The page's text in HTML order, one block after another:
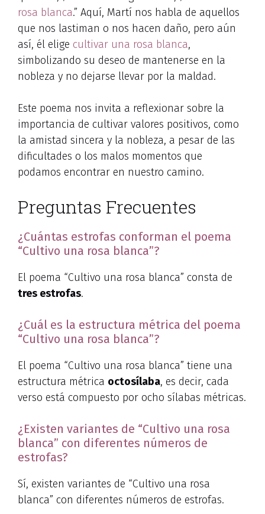
rosa blanca.” Aquí, Martí nos habla de aquellos
que nos lastiman o nos hacen daño, pero aún
así, él elige cultivar una rosa blanca,
simbolizando su deseo de mantenerse en la
nobleza y no dejarse llevar por la maldad.
Este poema nos invita a reflexionar sobre la
importancia de cultivar valores positivos, como
la amistad sincera y la nobleza, a pesar de las
dificultades o los malos momentos que
podamos encontrar en nuestro camino.
Preguntas Frecuentes
¿Cuántas estrofas conforman el poema
“Cultivo una rosa blanca”?
El poema “Cultivo una rosa blanca” consta de
tres estrofas.
¿Cuál es la estructura métrica del poema
“Cultivo una rosa blanca”?
El poema “Cultivo una rosa blanca” tiene una
estructura métrica octosílaba, es decir, cada
verso está compuesto por ocho sílabas métricas.
¿Existen variantes de “Cultivo una rosa
blanca” con diferentes números de
estrofas?
Sí, existen variantes de “Cultivo una rosa
blanca” con diferentes números de estrofas.